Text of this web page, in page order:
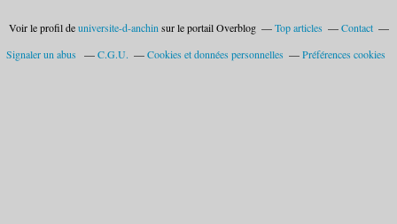
Voir le profil deuniversite-d-anchin sur le portail Overblog Top articles
Contact
Signaler un abus
C.G.U. Cookies et données personnelles Préférences cookies